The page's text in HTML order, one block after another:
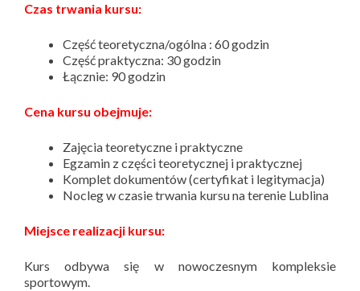
Czas trwania kursu:
Część teoretyczna/ogólna : 60 godzin
Część praktyczna: 30 godzin
Łącznie: 90 godzin
Cena kursu obejmuje:
Zajęcia teoretyczne i praktyczne
Egzamin z części teoretycznej i praktycznej
Komplet dokumentów (certyfikat i legitymacja)
Nocleg w czasie trwania kursu na terenie Lublina
Miejsce realizacji kursu:
Kurs odbywa się w nowoczesnym kompleksie
sportowym.